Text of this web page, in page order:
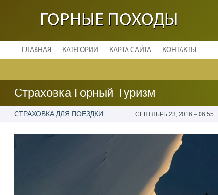
ГОРНЫЕ ПОХОДЫ
ГЛАВНАЯ КАТЕГОРИИ КАРТА САЙТА КОНТАКТЫ
Страховка Горный Туризм
СТРАХОВКА ДЛЯ ПОЕЗДКИ СЕНТЯБРЬ 23, 2016 – 06:55